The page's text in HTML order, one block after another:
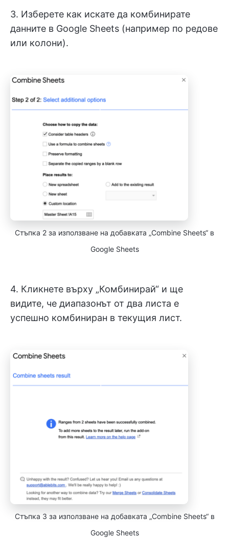
3. Изберете как искате да комбинирате
данните в Google Sheets (например по редове
или колони).
Стъпка 2 за използване на добавката „Combine Sheets“ в
Google Sheets
4. Кликнете върху „Комбинирай“ и ще
видите, че диапазонът от два листа е
успешно комбиниран в текущия лист.
Стъпка 3 за използване на добавката „Combine Sheets“ в
Google Sheets